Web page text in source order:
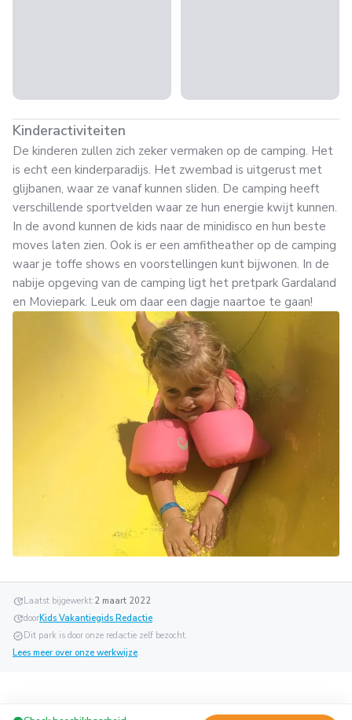
Kinderactiviteiten
De kinderen zullen zich zeker vermaken op de camping. Het
is echt een kinderparadijs. Het zwembad is uitgerust met
glijbanen, waar ze vanaf kunnen sliden. De camping heeft
verschillende sportvelden waar ze hun energie kwijt kunnen.
In de avond kunnen de kids naar de minidisco en hun beste
moves laten zien. Ook is er een amfitheather op de camping
waar je toffe shows en voorstellingen kunt bijwonen. In de
nabije opgeving van de camping ligt het pretpark Gardaland
en Moviepark. Leuk om daar een dagje naartoe te gaan!
update Laatst bijgewerkt:2 maart 2022
updatedoorKids Vakantiegids Redactie.
verified Dit park is door onze redactie zelf bezocht.
Lees meer over onze werkwijze.